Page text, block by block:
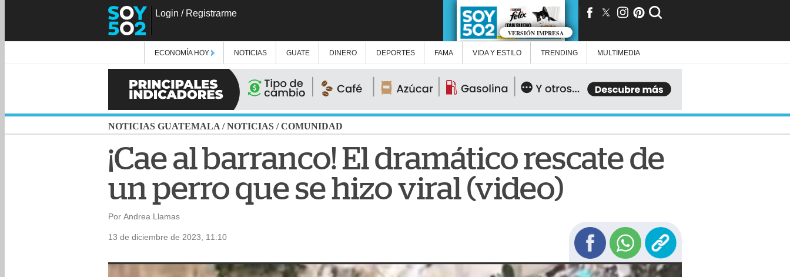
Login / Registrarme
VERSIÓN IMPRESA
ECONOMÍA HOY NOTICIAS GUATE DINERO DEPORTES FAMA VIDA Y ESTILO TRENDING MULTIMEDIA
NOTICIAS GUATEMALA /NOTICIAS /COMUNIDAD
¡Cae al barranco! El dramático rescate de
un perro que se hizo viral (video)
Por Andrea Llamas
13 de diciembre de 2023, 11:10